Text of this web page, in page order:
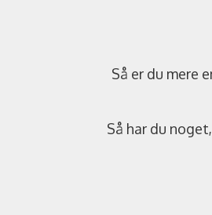
Så er du mere
Så har du